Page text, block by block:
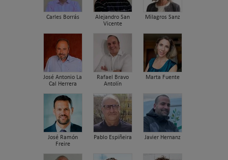
Carles Borrás
Alejandro San
Vicente
Milagros Sanz
José Antonio La
Cal Herrera
Rafael Bravo
Antolín
Marta Fuente
José Ramón
Freire
Pablo Espiñeira Javier Hernanz